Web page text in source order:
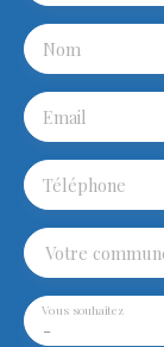
Nom
Email
Téléphone
Votre
-
Vous souhaitez